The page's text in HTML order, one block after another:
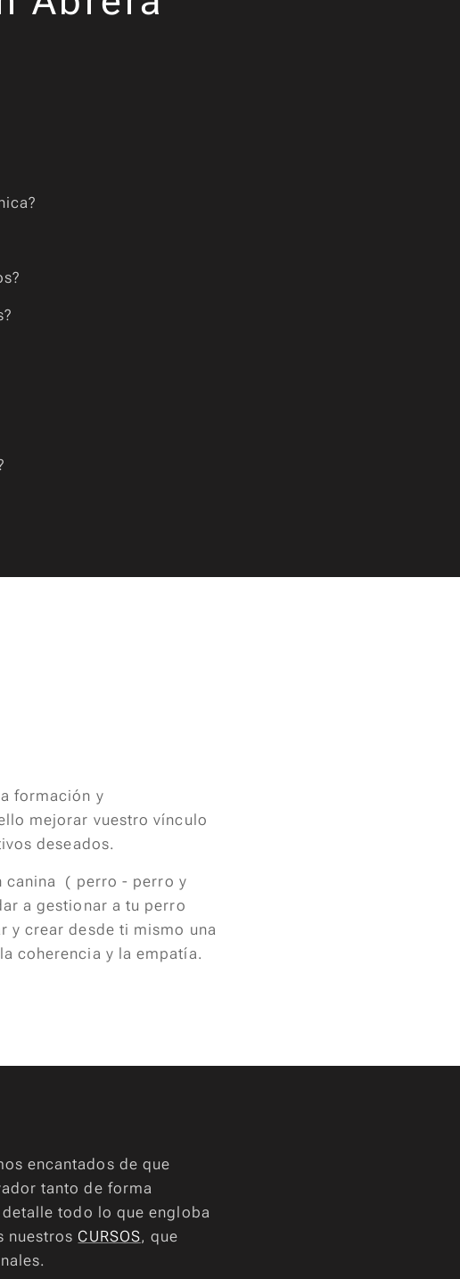
formación y
mejorar vuestro vínculo
deseados.
canina ( perro - perro y
a gestionar a tu perro
y crear desde ti mismo una
coherencia y la empatía.
encantados de que
tanto de forma
todo lo que engloba
nuestros CURSOS, que